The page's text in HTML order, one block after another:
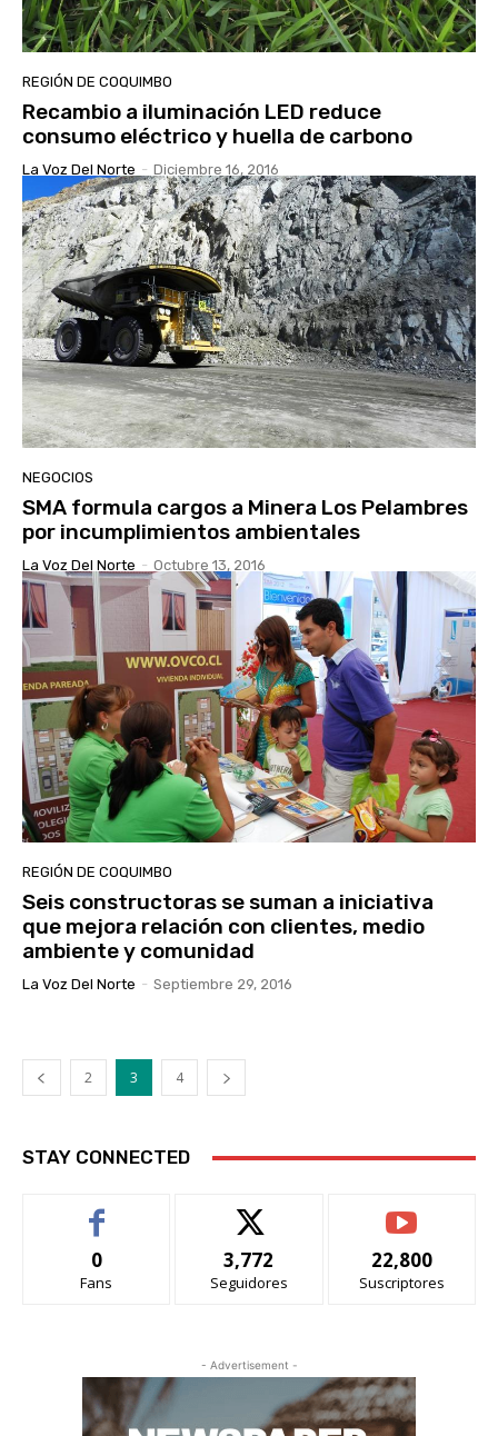
REGIÓN DE COQUIMBO
Recambio a iluminación LED reduce
consumo eléctrico y huella de carbono
La Voz Del Norte - Diciembre 16, 2016
NEGOCIOS
SMA formula cargos a Minera Los Pelambres
por incumplimientos ambientales
La Voz Del Norte - Octubre 13, 2016
REGIÓN DE COQUIMBO
Seis constructoras se suman a iniciativa
que mejora relación con clientes, medio
ambiente y comunidad
La Voz Del Norte - Septiembre 29, 2016
2 3 4
STAY CONNECTED
0
Fans
3,772
Seguidores
22,800
Suscriptores
- Advertisement -